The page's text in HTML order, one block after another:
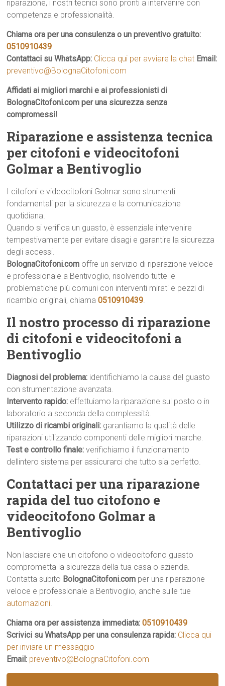
riparazione, i nostri tecnici sono pronti a intervenire con
competenza e professionalità.
Chiama ora per una consulenza o un preventivo gratuito:
0510910439
Contattaci su WhatsApp: Clicca qui per avviare la chat Email:
preventivo@BolognaCitofoni.com
Affidati ai migliori marchi e ai professionisti di
BolognaCitofoni.com per una sicurezza senza
compromessi!
Riparazione e assistenza tecnica
per citofoni e videocitofoni
Golmar a Bentivoglio
I citofoni e videocitofoni Golmar sono strumenti
fondamentali per la sicurezza e la comunicazione
quotidiana.
Quando si verifica un guasto, è essenziale intervenire
tempestivamente per evitare disagi e garantire la sicurezza
degli accessi.
BolognaCitofoni.com offre un servizio di riparazione veloce
e professionale a Bentivoglio, risolvendo tutte le
problematiche più comuni con interventi mirati e pezzi di
ricambio originali, chiama0510910439.
Il nostro processo di riparazione
di citofoni e videocitofoni a
Bentivoglio
Diagnosi del problema: identifichiamo la causa del guasto
con strumentazione avanzata.
Intervento rapido: effettuiamo la riparazione sul posto o in
laboratorio a seconda della complessità.
Utilizzo di ricambi originali: garantiamo la qualità delle
riparazioni utilizzando componenti delle migliori marche.
Test e controllo finale:verifichiamo il funzionamento
dellintero sistema per assicurarci che tutto sia perfetto.
Contattaci per una riparazione
rapida del tuo citofono e
videocitofono Golmar a
Bentivoglio
Non lasciare che un citofono o videocitofono guasto
comprometta la sicurezza della tua casa o azienda.
Contatta subito BolognaCitofoni.com per una riparazione
veloce e professionale a Bentivoglio, anche sulle tue
automazioni.
Chiama ora per assistenza immediata:0510910439
Scrivici su WhatsApp per una consulenza rapida: Clicca qui
per inviare un messaggio
Email: preventivo@BolognaCitofoni.com